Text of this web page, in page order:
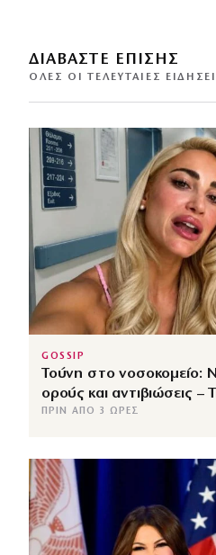
ΔΙΑΒΑΣΤΕ ΕΠΙΣΗΣ
ΌΛΕΣ ΟΙ ΤΕΛΕΥΤΑΊΕΣ
GOSSIP
Τούνη στο νοσοκομείο:
ορούς και αντιβιώσεις –
ΠΡΙΝ ΑΠΌ 3 ΏΡΕΣ